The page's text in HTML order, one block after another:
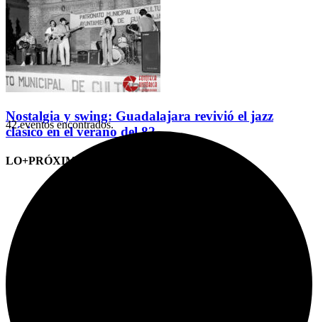
Nostalgia y swing: Guadalajara revivió el jazz
clásico en el verano del 82
LO+PRÓXIMO (CITAS)
42 eventos encontrados.